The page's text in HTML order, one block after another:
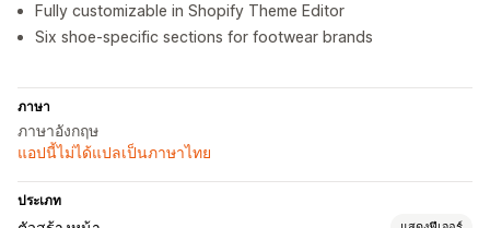
Fully customizable in Shopify Theme Editor
Six shoe-specific sections for footwear brands
ภาษา
ภาษาอังกฤษ
แอปนี้ไม่ได้แปลเป็นภาษาไทย
ประเภท